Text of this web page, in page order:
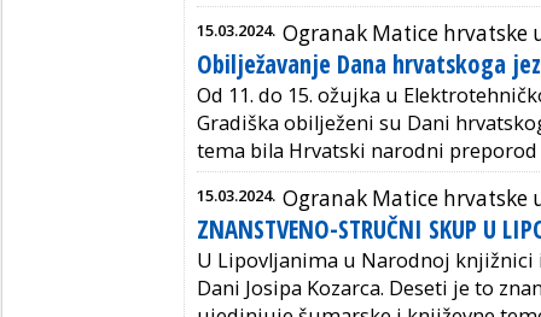
15.03.2024. Ogranak Matice hrvatske
Obilježavanje Dana hrvatskoga
Od 11. do 15. ožujka u
Gradiška obilježeni su Dani
tema bila Hrvatski narodni
15.03.2024. Ogranak Matice hrvatske
ZNANSTVENO-STRUČNI SKUP U
U Lipovljanima u Narodnoj knjižnici
Dani Josipa Kozarca. Deseti je to